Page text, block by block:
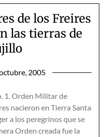
de los Freires
las tierras de
2005
1. Orden Militar de
nacieron en Tierra Santa
a los peregrinos que se
Orden creada fue la